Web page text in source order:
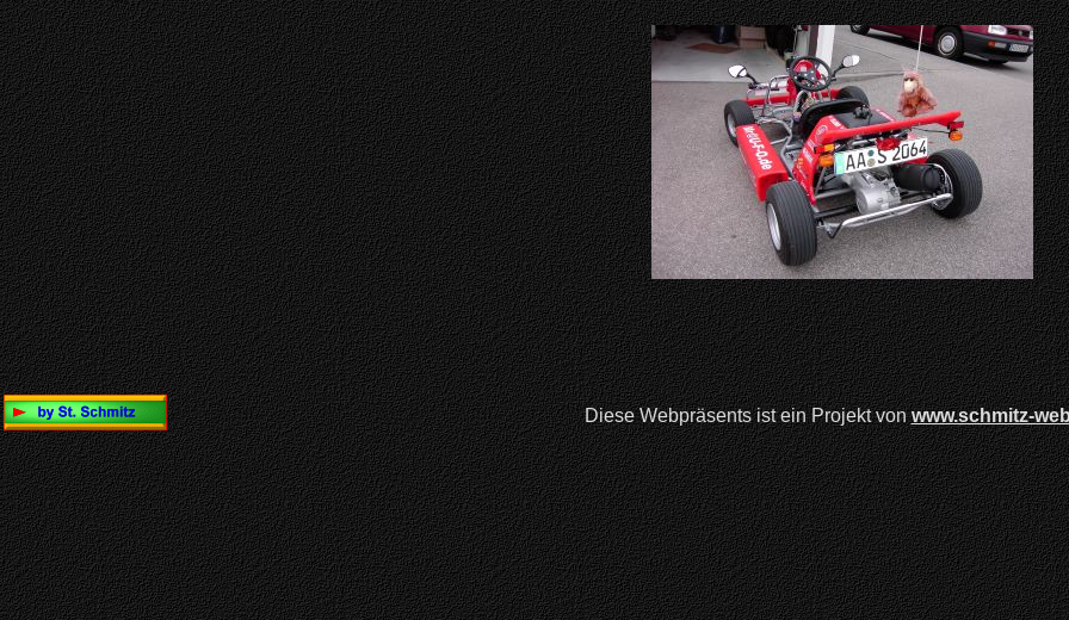
Diese Webpräsents ist ein Projekt vonwww.schmitz-